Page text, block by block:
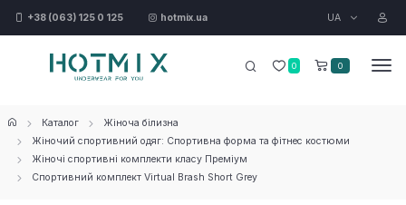
+38 (063) 125 0 125 hotmix.ua UA
0 0
Каталог
Жіноча білизна
Жіночий спортивний одяг: Спортивна форма та фітнес костюми
Жіночі спортивні комплекти класу Преміум
Спортивний комплект Virtual Brash Short Grey